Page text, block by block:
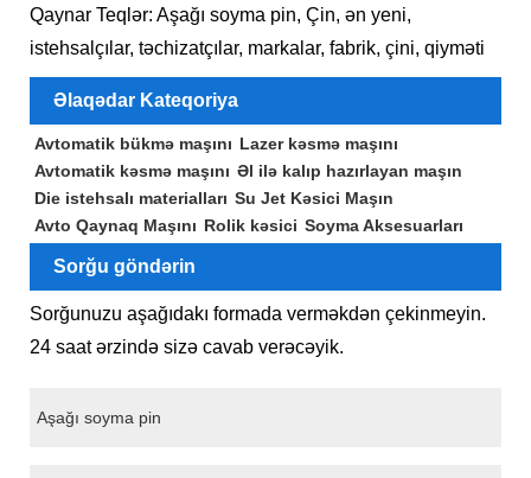
Qaynar Teqlər: Aşağı soyma pin, Çin, ən yeni,
istehsalçılar, təchizatçılar, markalar, fabrik, çini, qiyməti
Əlaqədar Kateqoriya
Avtomatik bükmə maşını Lazer kəsmə maşını
Avtomatik kəsmə maşını Əl ilə kalıp hazırlayan maşın
Die istehsalı materialları Su Jet Kəsici Maşın
Avto Qaynaq Maşını Rolik kəsici Soyma Aksesuarları
Sorğu göndərin
Sorğunuzu aşağıdakı formada verməkdən çekinmeyin.
24 saat ərzində sizə cavab verəcəyik.